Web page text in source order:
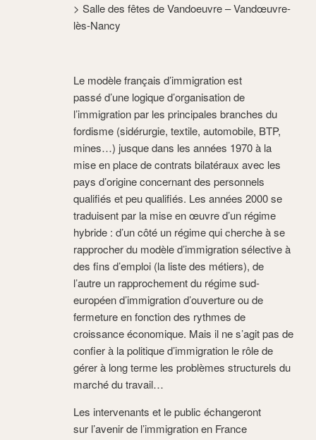
> Salle des fêtes de Vandoeuvre – Vandœuvre-
lès-Nancy
Le modèle français d’immigration est
passé d’une logique d’organisation de
l’immigration par les principales branches du
fordisme (sidérurgie, textile, automobile, BTP,
mines…) jusque dans les années 1970 à la
mise en place de contrats bilatéraux avec les
pays d’origine concernant des personnels
qualifiés et peu qualifiés. Les années 2000 se
traduisent par la mise en œuvre d’un régime
hybride : d’un côté un régime qui cherche à se
rapprocher du modèle d’immigration sélective à
des fins d’emploi (la liste des métiers), de
l’autre un rapprochement du régime sud-
européen d’immigration d’ouverture ou de
fermeture en fonction des rythmes de
croissance économique. Mais il ne s’agit pas de
confier à la politique d’immigration le rôle de
gérer à long terme les problèmes structurels du
marché du travail…
Les intervenants et le public échangeront
sur l’avenir de l’immigration en France